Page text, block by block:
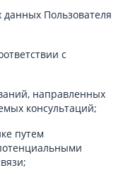
Пользователя
с
направленных
консультаций;
путем